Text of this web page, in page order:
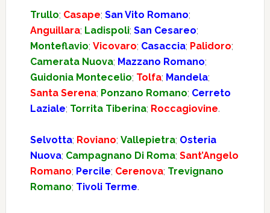
Trullo; Casape; San Vito Romano;
Anguillara; Ladispoli; San Cesareo;
Monteflavio; Vicovaro; Casaccia; Palidoro;
Camerata Nuova; Mazzano Romano;
Guidonia Montecelio; Tolfa; Mandela;
Santa Serena; Ponzano Romano; Cerreto
Laziale; Torrita Tiberina; Roccagiovine.
Selvotta; Roviano; Vallepietra; Osteria
Nuova; Campagnano Di Roma; Sant’Angelo
Romano; Percile; Cerenova; Trevignano
Romano; Tivoli Terme.